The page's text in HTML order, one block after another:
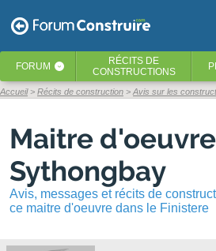
FORUM ‹ RÉCITS DE
CONSTRUCTIONS
Accueil Récits de construction Avis sur les
Maitre
Sythongbay
Avis, messages et récits de
ce maitre d'oeuvre dans le Finistere